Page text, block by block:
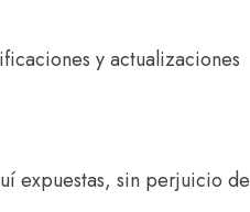
y actualizaciones
expuestas, sin perjuicio de